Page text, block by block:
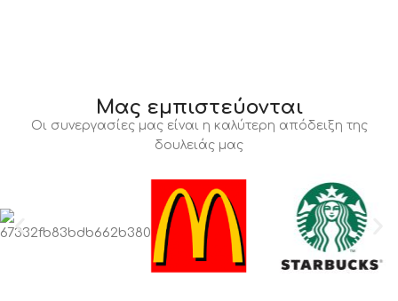
Μας εμπιστεύονται
Οι συνεργασίες μας είναι η καλύτερη απόδειξη της
δουλειάς μας